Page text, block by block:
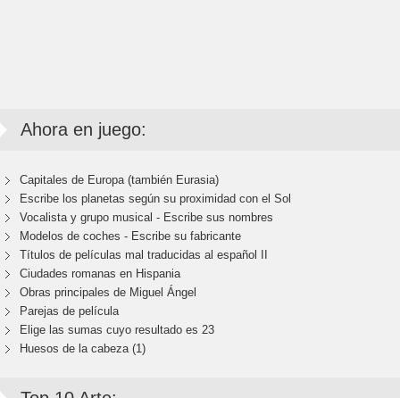
Ahora en juego:
Capitales de Europa (también Eurasia)
Escribe los planetas según su proximidad con el Sol
Vocalista y grupo musical - Escribe sus nombres
Modelos de coches - Escribe su fabricante
Títulos de películas mal traducidas al español II
Ciudades romanas en Hispania
Obras principales de Miguel Ángel
Parejas de película
Elige las sumas cuyo resultado es 23
Huesos de la cabeza (1)